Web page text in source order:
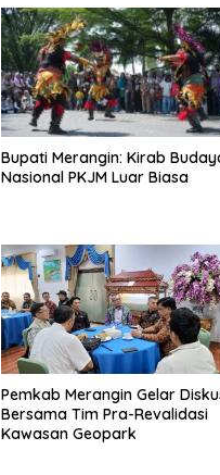
Bupati Merangin: Kirab
Nasional PKJM Luar Biasa
Pemkab Merangin Gelar
Bersama Tim Pra-Revalidasi
Kawasan Geopark